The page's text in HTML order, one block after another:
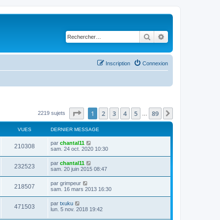
Rechercher
Connexion
Inscription
2219 sujets Page sur89
1 2 3 4 5 89
VUES DERNIER MESSAGE
210308
u
D
e
i
e
r
m
e
s
s
a
g
e
par chantal11
sam. 24 oct. 2020 10:30
232523
u
D
e
i
e
r
m
e
par chantal11
sam. 20 juin 2015 08:47
218507
u
D
e
i
e
r
par grimpeur
sam. 16 mars 2013 16:30
471503
D
e
par txuku
lun. 5 nov. 2018 19:42